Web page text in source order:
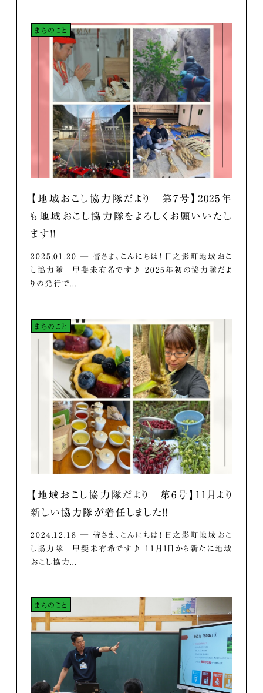
まちのこと
【地域おこし協力隊だより 第7号】2025年
も地域おこし協力隊をよろしくお願いいたし
ます！！
2025.01.20 ― 皆さま、こんにちは！ 日之影町地域おこ
し協力隊 甲斐未有希です♪ 2025年初の協力隊だよ
りの発行で...
まちのこと
【地域おこし協力隊だより 第6号】11月より
新しい協力隊が着任しました！！
2024.12.18 ― 皆さま、こんにちは！ 日之影町地域おこ
し協力隊 甲斐未有希です♪ 11月1日から新たに地域
おこし協力...
まちのこと